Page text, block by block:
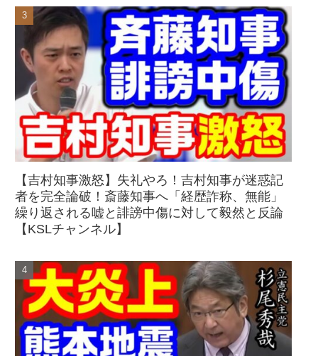
【吉村知事激怒】失礼やろ！吉村知事が迷惑記
者を完全論破！斎藤知事へ「経歴詐称、無能」
繰り返される嘘と誹謗中傷に対して毅然と反論
【KSLチャンネル】